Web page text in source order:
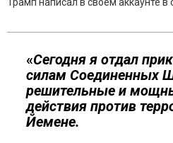
«Сегодня я отдал
силам Соединенных
решительные и
действия против
Йемене.